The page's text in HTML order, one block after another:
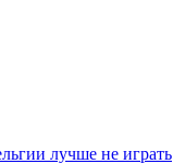
лучше не играть